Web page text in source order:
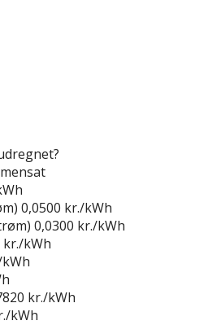
0,0500 kr./kWh
0,0300 kr./kWh
kr./kWh
kr./kWh
kWh